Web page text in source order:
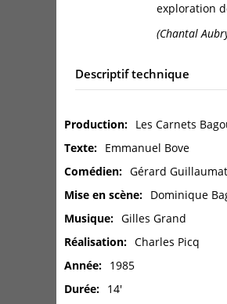
exploration
(Chantal
Descriptif technique
Production
Les Carnets
Texte
Emmanuel Bove
Comédien
Gérard Guillaumat
Mise en scène
Dominique
Musique
Gilles Grand
Réalisation
Charles Picq
Année
1985
Durée
14'